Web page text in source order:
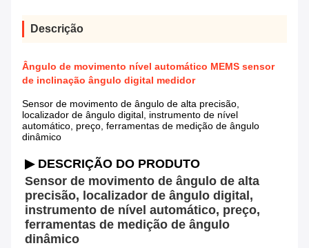
Descrição
Ângulo de movimento nível automático MEMS sensor
de inclinação ângulo digital medidor
Sensor de movimento de ângulo de alta precisão,
localizador de ângulo digital, instrumento de nível
automático, preço, ferramentas de medição de ângulo
dinâmico
▶ DESCRIÇÃO DO PRODUTO
Sensor de movimento de ângulo de alta
precisão, localizador de ângulo digital,
instrumento de nível automático, preço,
ferramentas de medição de ângulo
dinâmico